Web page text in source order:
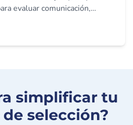
evaluar comunicación,
simplificar tu
selección?